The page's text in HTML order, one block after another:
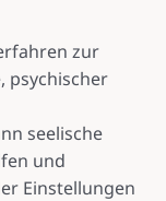
zur
psychischer
seelische
und
Einstellungen